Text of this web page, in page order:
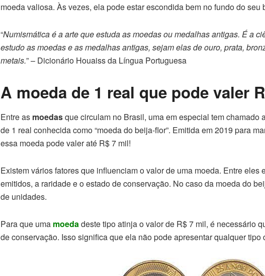
moeda valiosa. Às vezes, ela pode estar escondida bem no fundo do seu
“Numismática é a arte que estuda as moedas ou medalhas antigas. É a
estudo as moedas e as medalhas antigas, sejam elas de ouro, prata,
metais.” – Dicionário Houaiss da Língua Portuguesa
A moeda de 1 real que pode valer
Entre as moedasque circulam no Brasil, uma em especial tem chamado
de 1 real conhecida como “moeda do beija-flor”. Emitida em 2019 para
essa moeda pode valer até R$ 7 mil!
Existem vários fatores que influenciam o valor de uma moeda. Entre eles
emitidos, a raridade e o estado de conservação. No caso da moeda do
de unidades.
Para que uma moedadeste tipo atinja o valor de R$ 7 mil, é necessário
de conservação. Isso significa que ela não pode apresentar qualquer tipo